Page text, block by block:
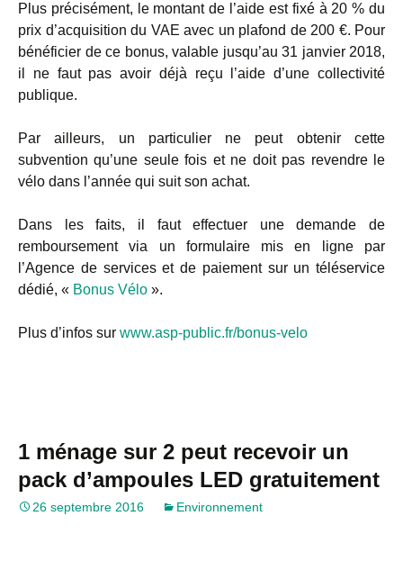
Plus précisément, le montant de l’aide est fixé à 20 % du
prix d’acquisition du VAE avec un plafond de 200 €. Pour
bénéficier de ce bonus, valable jusqu’au 31 janvier 2018,
il ne faut pas avoir déjà reçu l’aide d’une collectivité
publique.
Par ailleurs, un particulier ne peut obtenir cette
subvention qu’une seule fois et ne doit pas revendre le
vélo dans l’année qui suit son achat.
Dans les faits, il faut effectuer une demande de
remboursement via un formulaire mis en ligne par
l’Agence de services et de paiement sur un téléservice
dédié, « Bonus Vélo ».
Plus d’infos sur www.asp-public.fr/bonus-velo
1 ménage sur 2 peut recevoir un
pack d’ampoules LED gratuitement
26 septembre 2016 Environnement